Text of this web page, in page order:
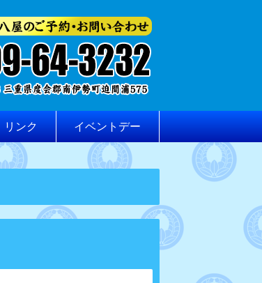
リンク イベントデー